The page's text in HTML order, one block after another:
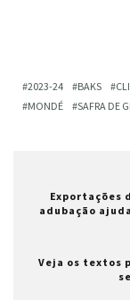
2023-24 BAKS
MONDÉ
SAFRA DE
Exportações
adubação
Veja os textos